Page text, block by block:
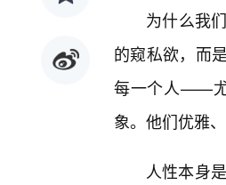
为什么我
的窥私欲，而
每一个人——
象。他们优雅
人性本身